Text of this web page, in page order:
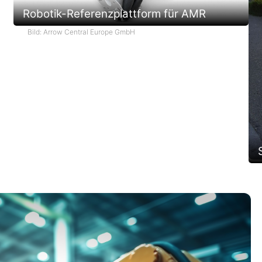
Robotik-Referenzplattform für AMR
Bild: Arrow Central Europe GmbH